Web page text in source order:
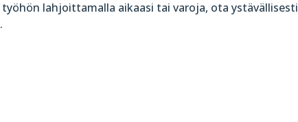
lahjoittamalla aikaasi tai varoja, ota ystävällisesti
.